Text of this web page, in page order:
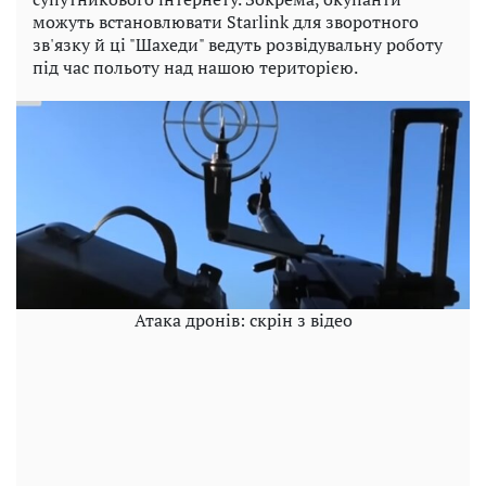
можуть встановлювати Starlink для зворотного
зв'язку й ці "Шахеди" ведуть розвідувальну роботу
під час польоту над нашою територією.
Атака дронів: скрін з відео